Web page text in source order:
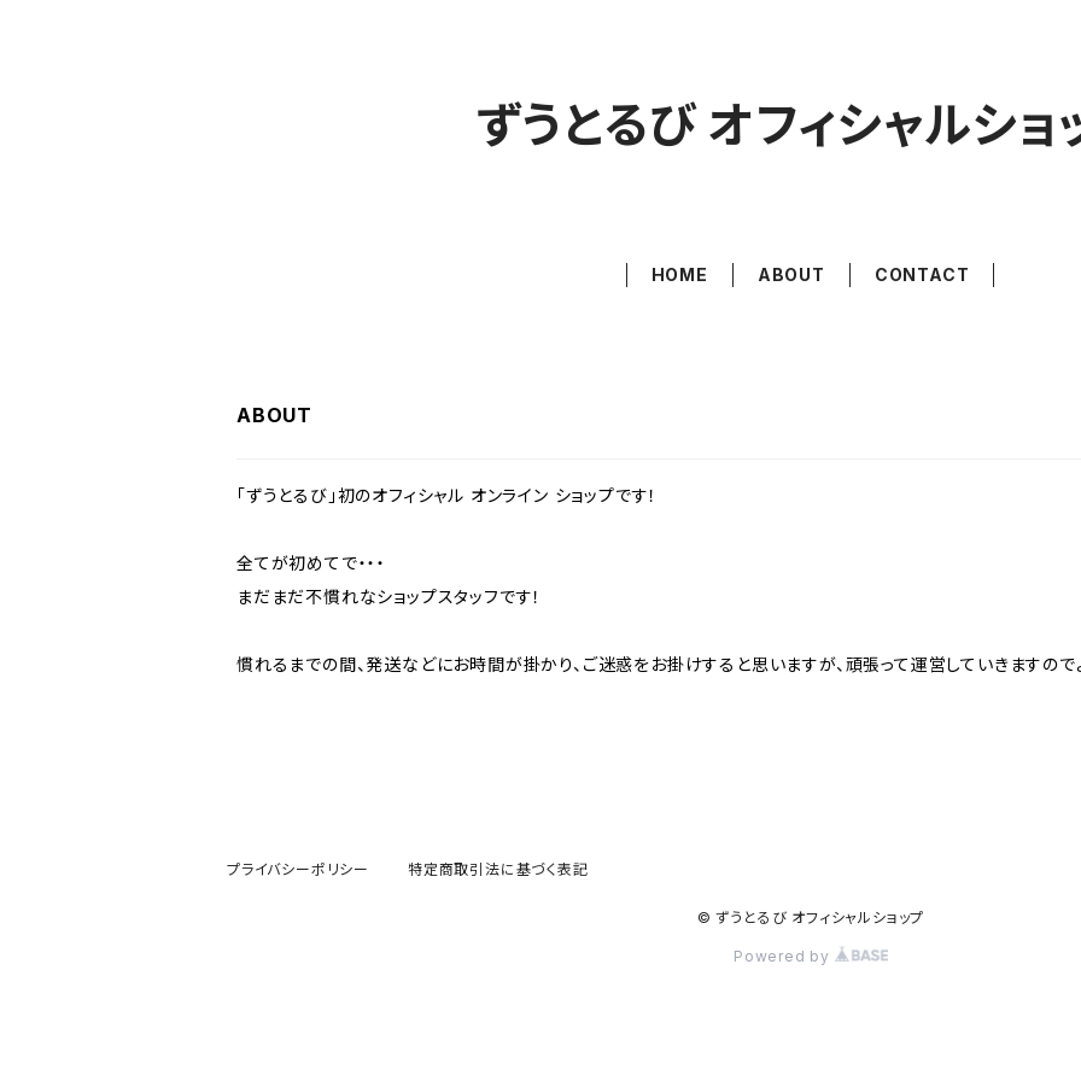
ずうとるび オフィシャルショ
HOME ABOUT CONTACT
ABOUT
「ずうとるび」初のオフィシャル オンライン ショップです！
全てが初めてで・・・
まだまだ不慣れなショップスタッフです！
慣れるまでの間、発送などにお時間が掛かり、ご迷惑をお掛けすると思いますが、頑張って運営していきますので
プライバシーポリシー 特定商取引法に基づく表記
© ずうとるび オフィシャルショップ
Powered by